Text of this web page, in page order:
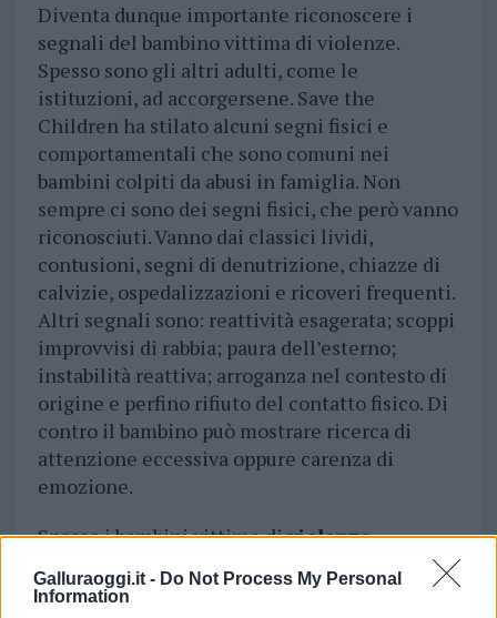
Galluraoggi.it - Do Not Process My Personal
Information
Diventa dunque importante riconoscere i
segnali del bambino vittima di violenze.
Spesso sono gli altri adulti, come le
istituzioni, ad accorgersene. Save the
Children ha stilato alcuni segni fisici e
comportamentali che sono comuni nei
bambini colpiti da abusi in famiglia. Non
sempre ci sono dei segni fisici, che però vanno
riconosciuti. Vanno dai classici lividi,
contusioni, segni di denutrizione, chiazze di
calvizie, ospedalizzazioni e ricoveri frequenti.
Altri segnali sono: reattività esagerata; scoppi
improvvisi di rabbia; paura dell’esterno;
instabilità reattiva; arroganza nel contesto di
origine e perfino rifiuto del contatto fisico. Di
contro il bambino può mostrare ricerca di
attenzione eccessiva oppure carenza di
emozione.
Spesso i bambini vittime diviolenze
timoroso o aggressivo; personalità rigida e